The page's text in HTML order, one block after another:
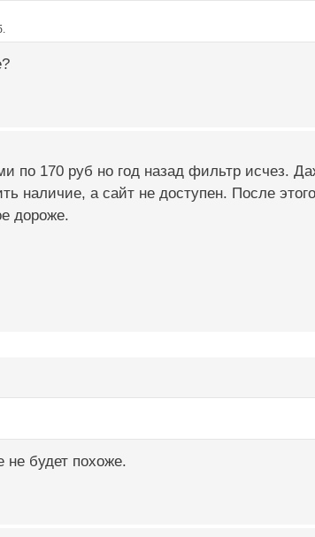
по 170 руб но год назад фильтр исчез.
наличие, а сайт не доступен. После
дороже.
не будет похоже.